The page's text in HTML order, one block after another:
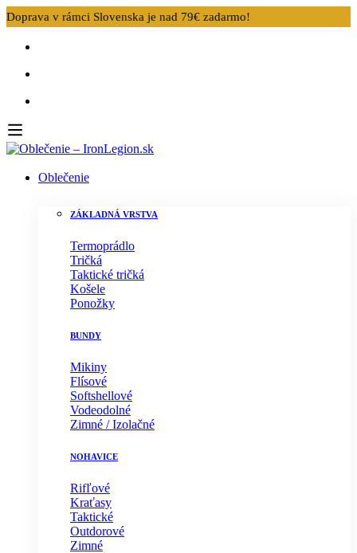
Doprava v rámci Slovenska je nad 79€ zadarmo!
Oblečenie
ZÁKLADNÁ VRSTVA
Termoprádlo
Tričká
Taktické tričká
Košele
Ponožky
BUNDY
Mikiny
Flísové
Softshellové
Vodeodolné
Zimné / Izolačné
NOHAVICE
Rifľové
Kraťasy
Taktické
Outdorové
Zimné